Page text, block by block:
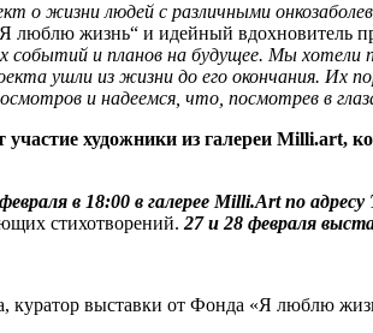
о жизни людей с различными
люблю жизнь“ и идейный вдохновитель
событий и планов на будущее. Мы
ушли из жизни до его окончания.
и надеемся, что, посмотрев в
художники из галереи Milli.art,
в 18:00 в галерее Milli.Art по адресу
стихотворений. 27 и 28 февраля
куратор выставки от Фонда «Я люблю